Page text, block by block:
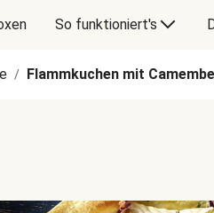
So funktioniert's
/ Flammkuchen mit